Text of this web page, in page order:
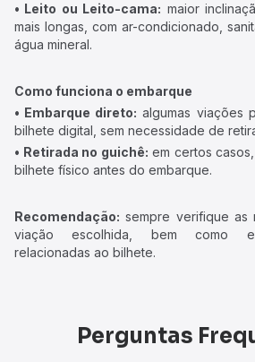
• Leito ou Leito-cama: maior
mais longas, com ar-condicionado,
água mineral.
Como funciona o embarque
• Embarque direto: algumas viações
bilhete digital, sem necessidade de
• Retirada no guichê: em certos
bilhete físico antes do embarque.
Recomendação: sempre verifique as
viação escolhida, bem como
relacionadas ao bilhete.
Perguntas